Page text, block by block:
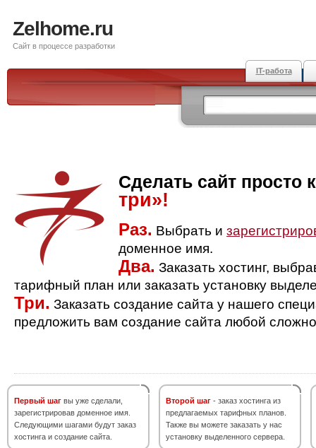
Zelhome.ru
Сайт в процессе разработки
IT-работа
Сделать сайт просто
три»!
Раз. Выбрать и
доменное имя.
Два. Заказать хостинг,
тарифный план или заказать установку
Три. Заказать создание сайта у нашего
предложить вам создание сайта любой
Первый шаг вы уже сделали,
зарегистрировав доменное имя.
Следующими шагами будут заказ
хостинга и создание сайта.
Второй шаг - заказ хостинга из
предлагаемых тарифных планов.
Также вы можете заказать у нас
установку выделенного сервера.